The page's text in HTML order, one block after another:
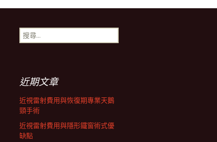
導
航
列
搜
尋
近期文章
近視雷射費用與恢復期專業天鵝
頸手術
近視雷射費用與隱形鐵窗術式優
缺點